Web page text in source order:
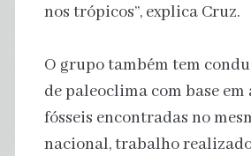
nos trópicos”, explica Cruz.
O grupo também tem
de paleoclima com base em
fósseis encontradas no
nacional, trabalho